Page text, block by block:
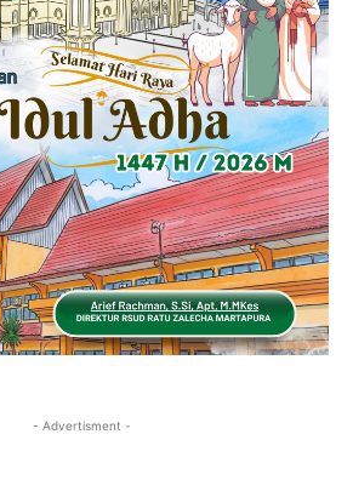
- Advertisment -